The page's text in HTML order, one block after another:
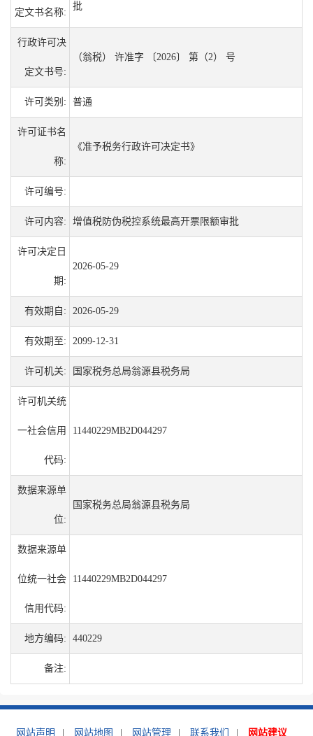
定文书名称:
批
行政许可决
定文书号:
（翁税） 许准字 〔2026〕 第（2） 号
许可类别: 普通
许可证书名
称:
《准予税务行政许可决定书》
许可编号:
许可内容: 增值税防伪税控系统最高开票限额审批
许可决定日
期:
2026-05-29
有效期自: 2026-05-29
有效期至: 2099-12-31
许可机关: 国家税务总局翁源县税务局
许可机关统
一社会信用
代码:
11440229MB2D044297
数据来源单
位:
国家税务总局翁源县税务局
数据来源单
位统一社会
信用代码:
11440229MB2D044297
地方编码: 440229
备注:
网站声明 网站地图 网站管理 联系我们 网站建议